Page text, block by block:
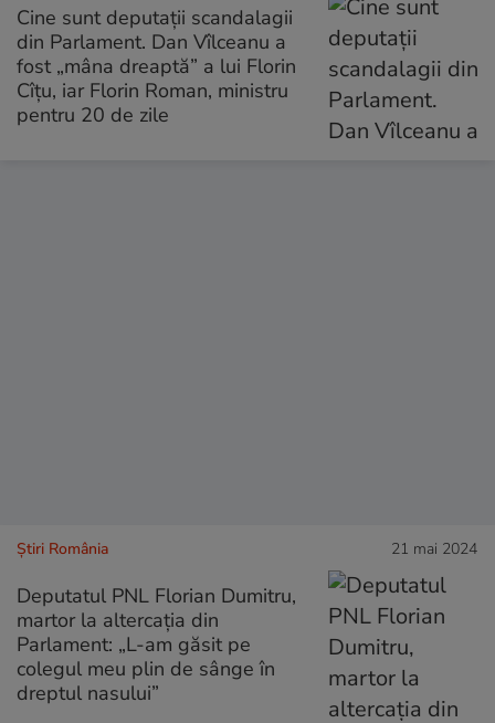
Cine sunt deputații scandalagii
din Parlament. Dan Vîlceanu a
fost „mâna dreaptă” a lui Florin
Cîțu, iar Florin Roman, ministru
pentru 20 de zile
Știri România 21 mai 2024
Deputatul PNL Florian Dumitru,
martor la altercația din
Parlament: „L-am găsit pe
colegul meu plin de sânge în
dreptul nasului”